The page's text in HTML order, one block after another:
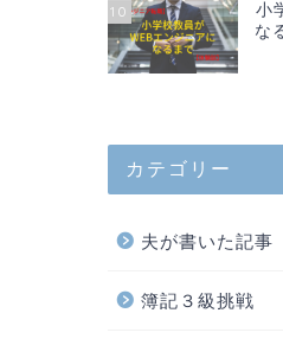
10

な
カテゴリー
夫が書いた記事
簿記３級挑戦